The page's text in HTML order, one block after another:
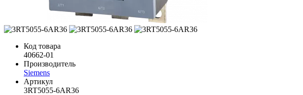
Код товара
40662-01
Производитель
Siemens
Артикул
3RT5055-6AR36